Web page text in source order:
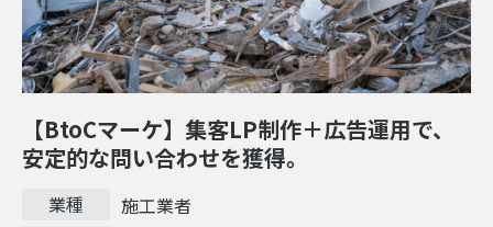
【BtoCマーケ】集客LP制作＋広告運用で、
安定的な問い合わせを獲得。
業種
施工業者